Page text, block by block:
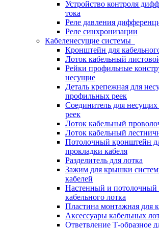
Устройство контроля
тока
Реле давления
Реле синхронизации
Кабеленесущие системы
Кронштейн для
Лоток кабельный
Рейки профильные
несущие
Деталь крепежная для
профильных реек
Соединитель для
реек
Лоток кабельный
Лоток кабельный
Потолочный кронштейн
прокладки кабеля
Разделитель для лотка
Зажим для крышки
кабелей
Настенный и потолочный
кабельного лотка
Пластина монтажная для
Аксессуары кабельных
Ответвление Т-образное